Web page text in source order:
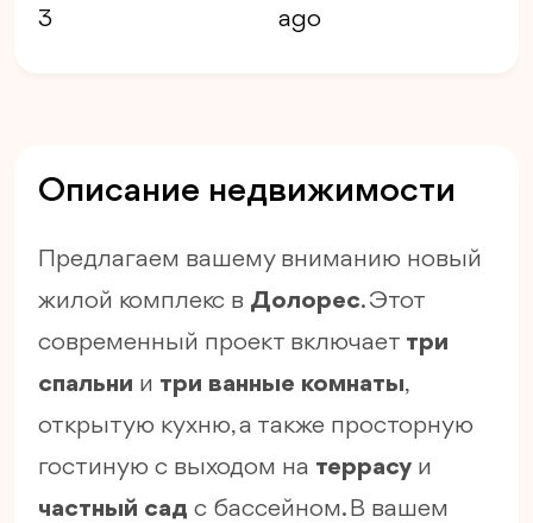
3
ago
Описание недвижимости
Предлагаем вашему вниманию новый
жилой комплекс в Долорес. Этот
современный проект включает три
спальни и три ванные комнаты,
открытую кухню, а также просторную
гостиную с выходом на террасу и
частный сад с бассейном. В вашем